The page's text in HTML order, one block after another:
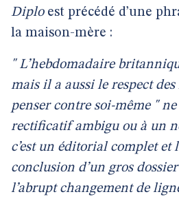
Diploest précédé d’une
la maison-mère :
" L’hebdomadaire
mais il a aussi le respect
penser contre soi-même "
rectificatif ambigu ou à un
c’est un éditorial complet et
conclusion d’un gros
l’abrupt changement de